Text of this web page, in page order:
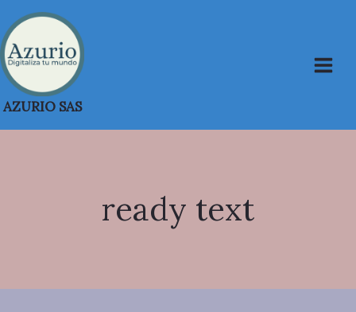
Saltar
al
contenido
AZURIO SAS
ready text